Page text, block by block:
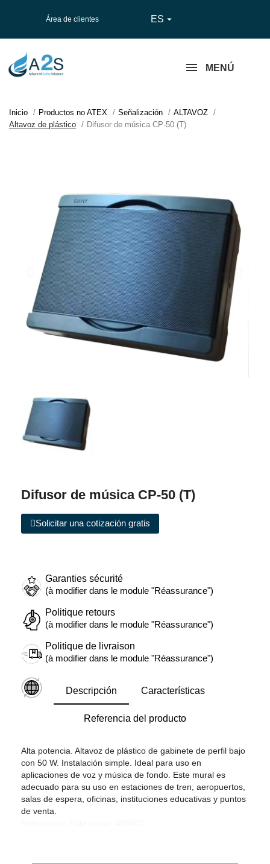
Área de clientes ES 
MENÚ
Inicio Productos no ATEX Señalización
ALTAVOZ
Altavoz de plástico
Difusor de música CP-50 (T)
Difusor de música CP-50 (T)
Solicitar una cotización gratis
Garanties sécurité
(à modifier dans le module "Réassurance")
Politique retours
(à modifier dans le module "Réassurance")
Politique de livraison
(à modifier dans le module "Réassurance")
Descripción Características
Referencia del producto
Alta potencia. Altavoz de plástico de gabinete de perfil bajo
con 50 W. Instalación simple. Ideal para uso en
aplicaciones de voz y música de fondo. Este mural es
adecuado para su uso en estaciones de tren, aeropuertos,
salas de espera, oficinas, instituciones educativas y puntos
de venta.